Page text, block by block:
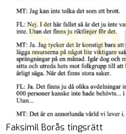
Faksimil Borås tingsrätt